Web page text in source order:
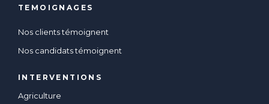
TEMOIGNAGES
Nos clients témoignent
Nos candidats témoignent
INTERVENTIONS
Agriculture